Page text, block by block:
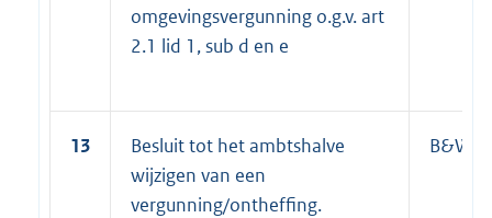
omgevingsvergunning o.g.v. art
2.1 lid 1, sub d en e
13
Besluit tot het ambtshalve
wijzigen van een
vergunning/ontheffing.
B&W